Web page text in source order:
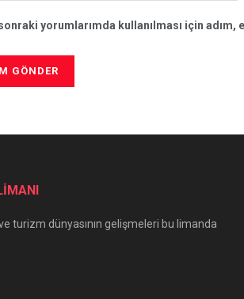
yorumlarımda kullanılması için
ve turizm dünyasının gelişmeleri bu limanda